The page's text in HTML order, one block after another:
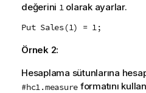
değerini 1 olarak ayarlar.
Put Sales(1) = 1;
Örnek 2:
Hesaplama sütunlarına
#hc1.measure formatını